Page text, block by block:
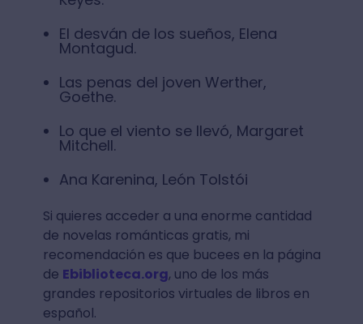
El desván de los sueños, Elena
Montagud.
Las penas del joven Werther,
Goethe.
Lo que el viento se llevó, Margaret
Mitchell.
Ana Karenina, León Tolstói
Si quieres acceder a una enorme cantidad
de novelas románticas gratis, mi
recomendación es que bucees en la página
de Ebiblioteca.org, uno de los más
grandes repositorios virtuales de libros en
español.